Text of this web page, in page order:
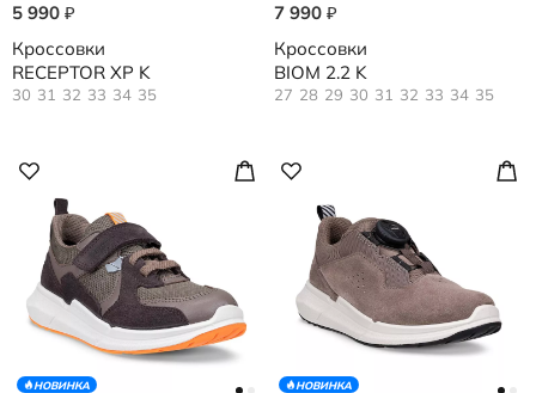
5 990 ₽
Кроссовки
RECEPTOR XP K
30 31 32 33 34 35
7 990 ₽
Кроссовки
BIOM 2.2 K
27 28 29 30 31 32 33 34 35
НОВИНКА НОВИНКА